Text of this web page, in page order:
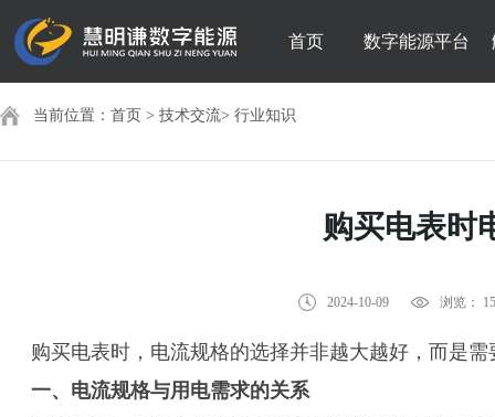
首页 数字能源平台
当前位置： 首页 > 技术交流> 行业知识
购买电表时
2024-10-09 浏览：
购买电表时，电流规格的选择并非越大越好，而是
一、电流规格与用电需求的关系